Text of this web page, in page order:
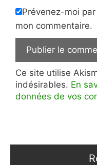
Prévenez-moi
mon commentaire.
Ce site utilise
indésirables. En
données de vos